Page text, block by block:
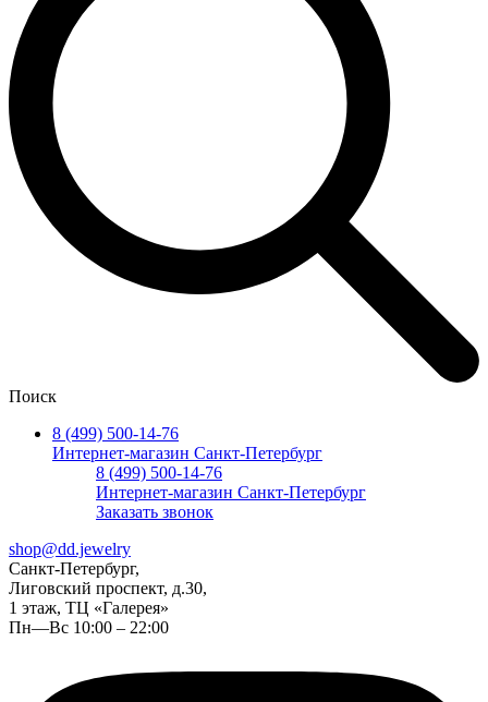
Поиск
8 (499) 500-14-76
Интернет-магазин Санкт-Петербург
8 (499) 500-14-76
Интернет-магазин Санкт-Петербург
Заказать звонок
shop@dd.jewelry
Санкт-Петербург,
Лиговский проспект, д.30,
1 этаж, ТЦ «Галерея»
Пн—Вс 10:00 – 22:00